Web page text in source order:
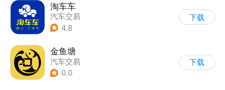
淘车车
汽车交易
4.8
下载
金鱼塘
汽车交易
0.0
下载